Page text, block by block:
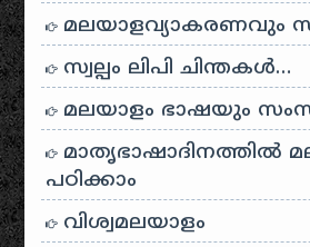
മലയാളവ്യാകരണവും
സ്വല്പം ലിപി ചിന്തകൾ…
മലയാളം ഭാഷയും
മാതൃഭാഷാദിനത്തിൽ
പഠിക്കാം
വിശ്വമലയാളം